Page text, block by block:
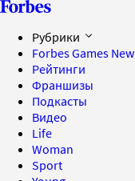
Рубрики
Forbes Games New
Рейтинги
Франшизы
Подкасты
Видео
Life
Woman
Sport